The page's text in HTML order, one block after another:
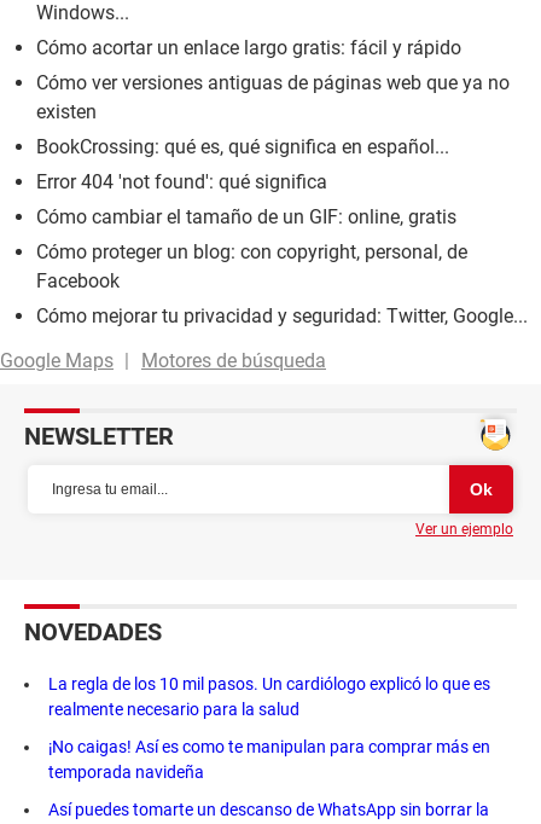
Windows...
Cómo acortar un enlace largo gratis: fácil y rápido
Cómo ver versiones antiguas de páginas web que ya no
existen
BookCrossing: qué es, qué significa en español...
Error 404 'not found': qué significa
Cómo cambiar el tamaño de un GIF: online, gratis
Cómo proteger un blog: con copyright, personal, de
Facebook
Cómo mejorar tu privacidad y seguridad: Twitter, Google...
Google Maps
Motores de búsqueda
NEWSLETTER
Ver un ejemplo
NOVEDADES
La regla de los 10 mil pasos. Un cardiólogo explicó lo que es
realmente necesario para la salud
¡No caigas! Así es como te manipulan para comprar más en
temporada navideña
Así puedes tomarte un descanso de WhatsApp sin borrar la